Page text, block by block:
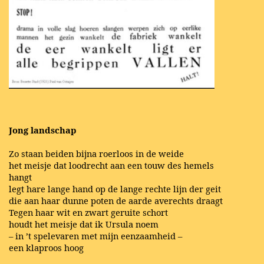
Jong landschap
Zo staan beiden bijna roerloos in de weide
het meisje dat loodrecht aan een touw des hemels
hangt
legt hare lange hand op de lange rechte lijn der geit
die aan haar dunne poten de aarde averechts draagt
Tegen haar wit en zwart geruite schort
houdt het meisje dat ik Ursula noem
– in ’t spelevaren met mijn eenzaamheid –
een klaproos hoog